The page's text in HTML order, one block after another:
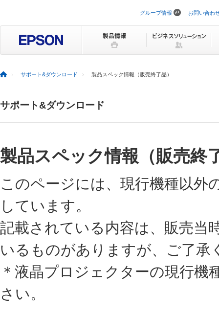
ビ
ョ
を
グループ情報 お問い合わ
サポート&ダウンロード 製品スペック情報（販売終了品）
サポート&ダウンロード
製品スペック情報（販売終
このページには、現行機種以外
しています。
記載されている内容は、販売当
いるものがありますが、ご了承
＊液晶プロジェクターの現行機
さい。